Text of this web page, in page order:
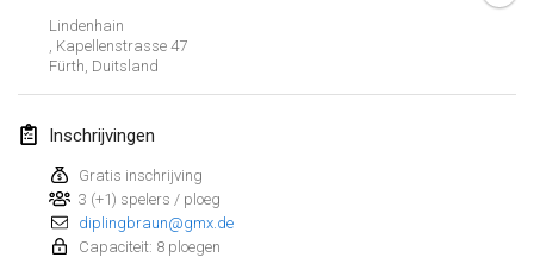
Lindenhain
, Kapellenstrasse 47
Fürth Duitsland
Inschrijvingen
Gratis inschrijving
3 (+1) spelers / ploeg
diplingbraun@gmx.de
Capaciteit: 8 ploegen
Tournoi d'Hiver
Tournoi de Mölkky - Lesfous Dubâtonvaigeois
25 jan. 2020|Frankrijk
februari 2020